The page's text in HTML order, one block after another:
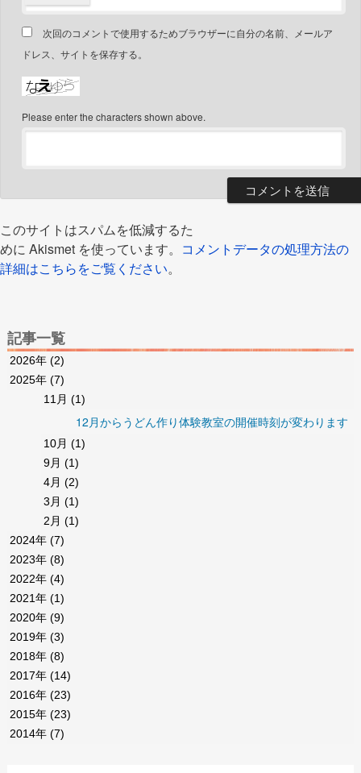
次回のコメントで使用するためブラウザーに自分の名前、メールア
ドレス、サイトを保存する。
Please enter the characters shown above.
このサイトはスパムを低減するた
めに Akismet を使っています。 コメントデータの処理方法の
詳細はこちらをご覧ください。
記事一覧
2026年 (2)
2025年 (7)
11月(1)
12月からうどん作り体験教室の開催時刻が変わります
10月(1)
9月(1)
4月(2)
3月(1)
2月(1)
2024年 (7)
2023年 (8)
2022年 (4)
2021年 (1)
2020年 (9)
2019年 (3)
2018年 (8)
2017年 (14)
2016年 (23)
2015年 (23)
2014年 (7)